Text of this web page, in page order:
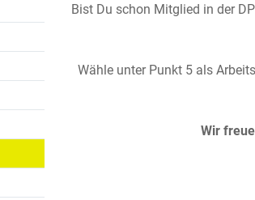
Bist Du schon Mitglied in der
Wähle unter Punkt 5 als
Wir